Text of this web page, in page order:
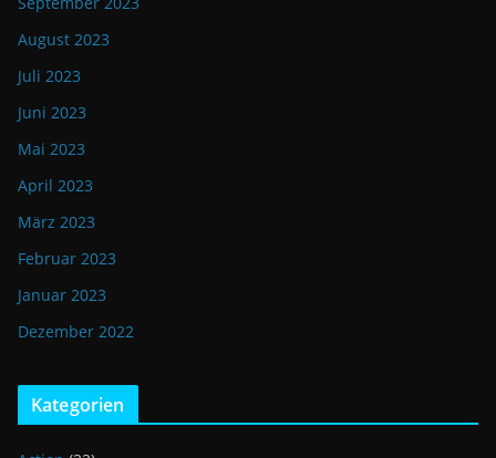
August 2023
Juli 2023
Juni 2023
Mai 2023
April 2023
März 2023
Februar 2023
Januar 2023
Dezember 2022
Kategorien